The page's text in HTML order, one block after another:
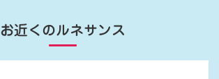
お近くのルネサンス